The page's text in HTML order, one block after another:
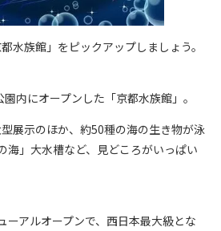
水族館」をピックアップしましょう。
内にオープンした「京都水族館」。
展示のほか、約50種の海の生き物が泳
海」大水槽など、見どころがいっぱい
ーアルオープンで、西日本最大級とな